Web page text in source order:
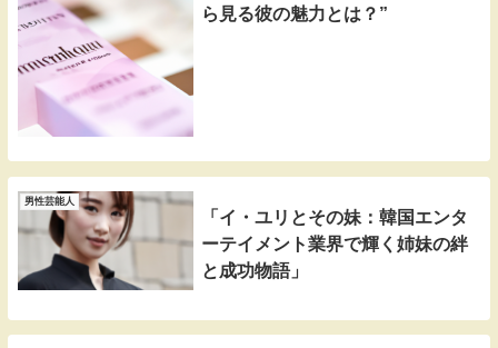
ら見る彼の魅力とは？”
男性芸能人
「イ・ユリとその妹：韓国エンタ
ーテイメント業界で輝く姉妹の絆
と成功物語」